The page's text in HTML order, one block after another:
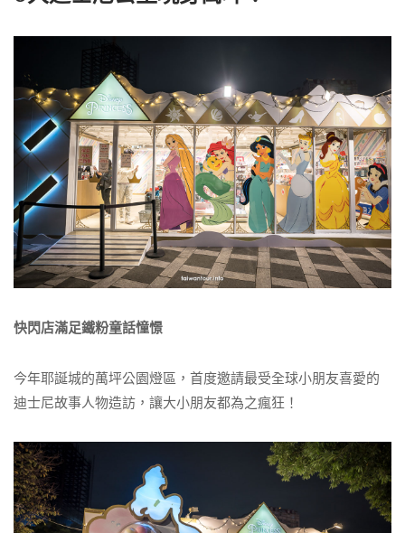
快閃店滿足鐵粉童話憧憬
今年耶誕城的萬坪公園燈區，首度邀請最受全球小朋友喜愛的
迪士尼故事人物造訪，讓大小朋友都為之瘋狂！